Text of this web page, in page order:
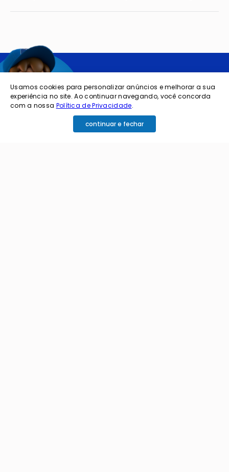
Quer ficar por
dentro das
ofertas e
novidades?
Usamos cookies para personalizar anúncios e melhorar a sua
experiência no site. Ao continuar navegando, você concorda
com a nossa Política de Privacidade.
continuar e fechar